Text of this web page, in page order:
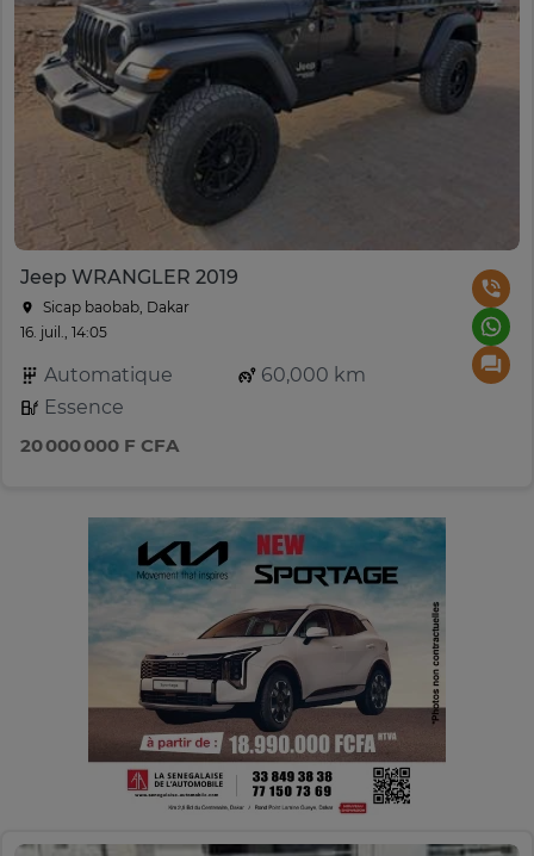
Jeep WRANGLER 2019
Sicap baobab, Dakar
16. juil., 14:05
Automatique
60,000 km
Essence
20 000 000 F CFA